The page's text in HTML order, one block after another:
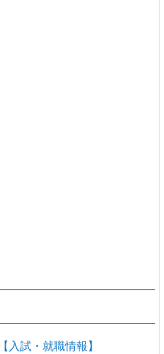
入試・就職情報】